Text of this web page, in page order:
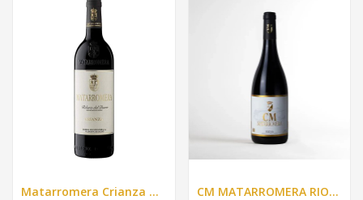
Matarromera Crianza Tinto - 750ml. CM MATARROMERA RIOJA 2019